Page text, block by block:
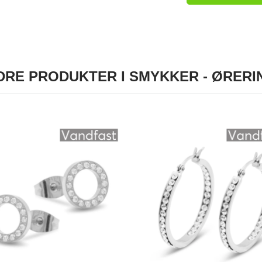
PRODUKTER I SMYKKER -